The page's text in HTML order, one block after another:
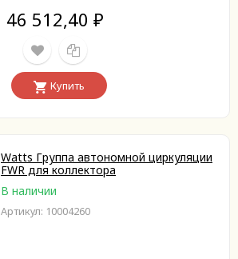
46 512,40 ₽
Купить
Watts Группа автономной циркуляции
FWR для коллектора
В наличии
Артикул: 10004260